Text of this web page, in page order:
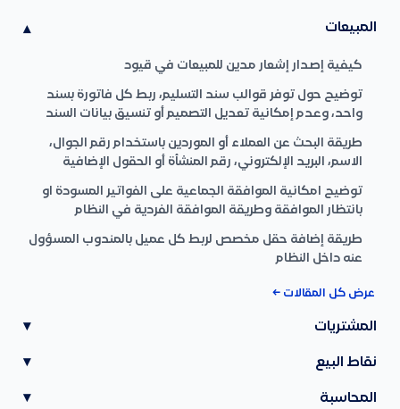
المبيعات ▾
كيفية إصدار إشعار مدين للمبيعات في قيود
توضيح حول توفر قوالب سند التسليم، ربط كل فاتورة بسند
واحد، وعدم إمكانية تعديل التصميم أو تنسيق بيانات السند
طريقة البحث عن العملاء أو الموردين باستخدام رقم الجوال،
الاسم، البريد الإلكتروني، رقم المنشأة أو الحقول الإضافية
توضيح امكانية الموافقة الجماعية على الفواتير المسودة او
بانتظار الموافقة وطريقة الموافقة الفردية في النظام
طريقة إضافة حقل مخصص لربط كل عميل بالمندوب المسؤول
عنه داخل النظام
عرض كل المقالات ←
المشتريات ▾
نقاط البيع ▾
المحاسبة ▾